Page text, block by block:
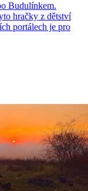
Budulínkem.
hračky z dětství
portálech je pro